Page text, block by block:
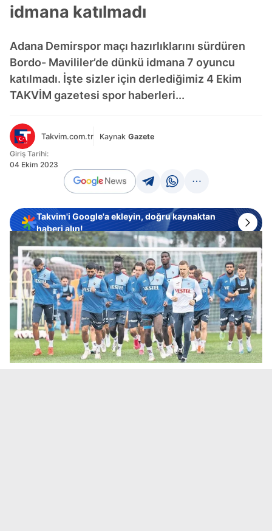
idmana katılmadı
Adana Demirspor maçı hazırlıklarını sürdüren
Bordo- Mavililer’de dünkü idmana 7 oyuncu
katılmadı. İşte sizler için derlediğimiz 4 Ekim
TAKVİM gazetesi spor haberleri...
Takvim.com.tr Kaynak Gazete
Giriş Tarihi:
04 Ekim 2023
Takvim'i Google'a ekleyin, doğru kaynaktan
haberi alın!